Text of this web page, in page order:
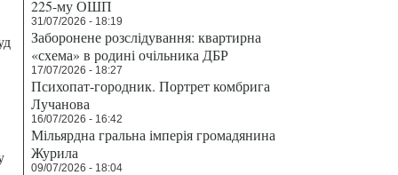
225-му ОШП
31/07/2026 - 18:19
Заборонене розслідування: квартирна
«схема» в родині очільника ДБР
17/07/2026 - 18:27
Психопат-городник. Портрет комбрига
Лучанова
16/07/2026 - 16:42
Мільярдна гральна імперія громадянина
Журила
09/07/2026 - 18:04